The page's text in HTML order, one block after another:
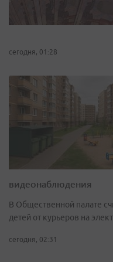
сегодня, 01:28
видеонаблюдения
В Общественной палате
детей от курьеров на
сегодня, 02:31